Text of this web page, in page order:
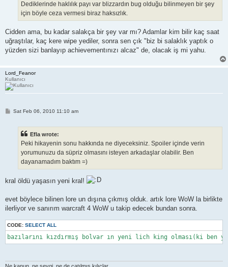
Dediklerinde haklılık payı var blizzardın bug olduğu bilinmeyen bir şey
için böyle ceza vermesi biraz haksızlık.
Cidden ama, bu kadar salakça bir şey var mı? Adamlar kim bilir kaç saat
uğraştılar, kaç kere wipe yediler, sonra sen çık "biz bi salaklık yaptık o
yüzden sizi banlayıp achievementınızı alcaz" de, olacak iş mi yahu.
Lord_Feanor
Kullanıcı
PSat Feb 06, 2010 11:10 am
Efla wrote:
Peki hikayenin sonu hakkında ne diyeceksiniz. Spoiler içinde verin
yorumunuzu da süpriz olmasını isteyen arkadaşlar olabilir. Ben
dayanamadım baktım =)
kral öldü yaşasın yeni kral!
evet böylece bilinen lore un dışına çıkmış olduk. artık lore WoW la birlikte
ilerliyor ve sanırım warcraft 4 WoW u takip edecek bundan sonra.
CODE: SELECT ALL